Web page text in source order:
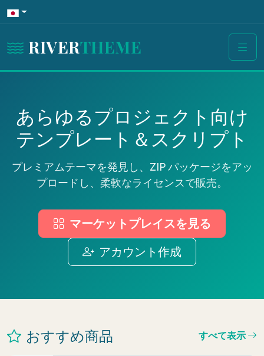
RIVERTHEME
あらゆるプロジェクト向け
テンプレート＆スクリプト
プレミアムテーマを発見し、ZIP パッケージをアッ
プロードし、柔軟なライセンスで販売。
マーケットプレイスを見る
アカウント作成
おすすめ商品 すべて表示